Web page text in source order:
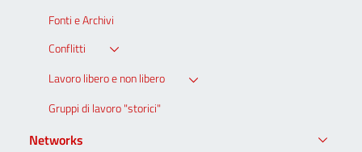
Fonti e Archivi
Conflitti
Lavoro libero e non libero
Gruppi di lavoro "storici"
Networks